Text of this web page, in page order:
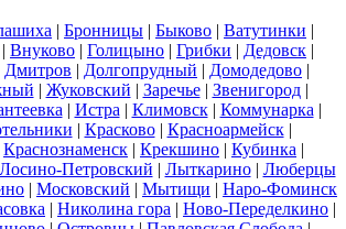
| Бронницы | Быково | Ватутинки |
| Внуково | Голицыно | Грибки | Дедовск |
Дмитров | Долгопрудный | Домодедово |
| Жуковский | Заречье| Звенигород|
| Истра | Климовск| Коммунарка |
| Красково| Красноармейск|
Краснознаменск | Крекшино | Кубинка |
Лосино-Петровский | Лыткарино| Люберцы
| Московский | Мытищи | Наро-Фоминск
| Николина гора | Ново-Переделкино |